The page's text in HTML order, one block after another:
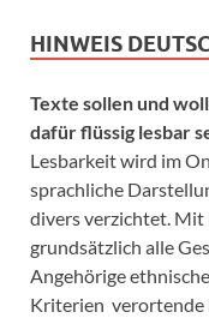
HINWEIS
Texte sollen und
dafür flüssig lesbar
Lesbarkeit wird im
sprachliche
divers verzichtet. Mit
grundsätzlich alle
Angehörige
Kriterien verortende